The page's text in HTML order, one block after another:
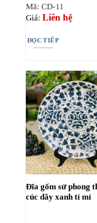
Mã: CD-11
Giá: Liên hệ
ĐỌC TIẾP
Đĩa gốm sứ phong
cúc dây xanh tỉ mỉ